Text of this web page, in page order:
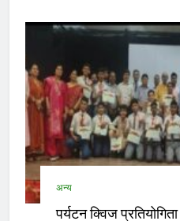
अन्य
पर्यटन क्विज